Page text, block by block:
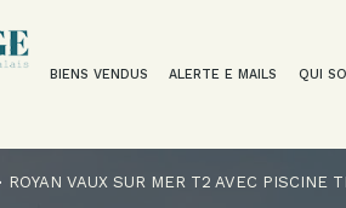
BIENS VENDUS ALERTE E MAILS QUI
ROYAN VAUX SUR MER T2 AVEC PISCINE